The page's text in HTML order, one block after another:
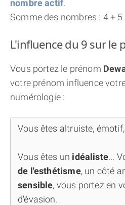
nombre actif.
Somme des nombres : 4 + 5
L'influence du 9 sur le
Vous portez le prénom
votre prénom influence
numérologie :
Vous êtes altruiste,
Vous êtes un idéaliste...
de l'esthétisme, un côté
sensible, vous portez en
d'évasion.